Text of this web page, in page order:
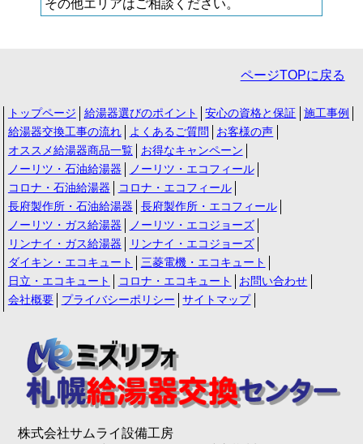
その他エリアはご相談ください。
ページTOPに戻る
トップページ 給湯器選びのポイント 安心の資格と保証
施工事例
給湯器交換工事の流れ
よくあるご質問
お客様の声
オススメ給湯器商品一覧
お得なキャンペーン
ノーリツ・石油給湯器
ノーリツ・エコフィール
コロナ・石油給湯器
コロナ・エコフィール
長府製作所・石油給湯器
長府製作所・エコフィール
ノーリツ・ガス給湯器
ノーリツ・エコジョーズ
リンナイ・ガス給湯器
リンナイ・エコジョーズ
ダイキン・エコキュート
三菱電機・エコキュート
日立・エコキュート
コロナ・エコキュート
お問い合わせ
会社概要
プライバシーポリシー サイトマップ
株式会社サムライ設備工房